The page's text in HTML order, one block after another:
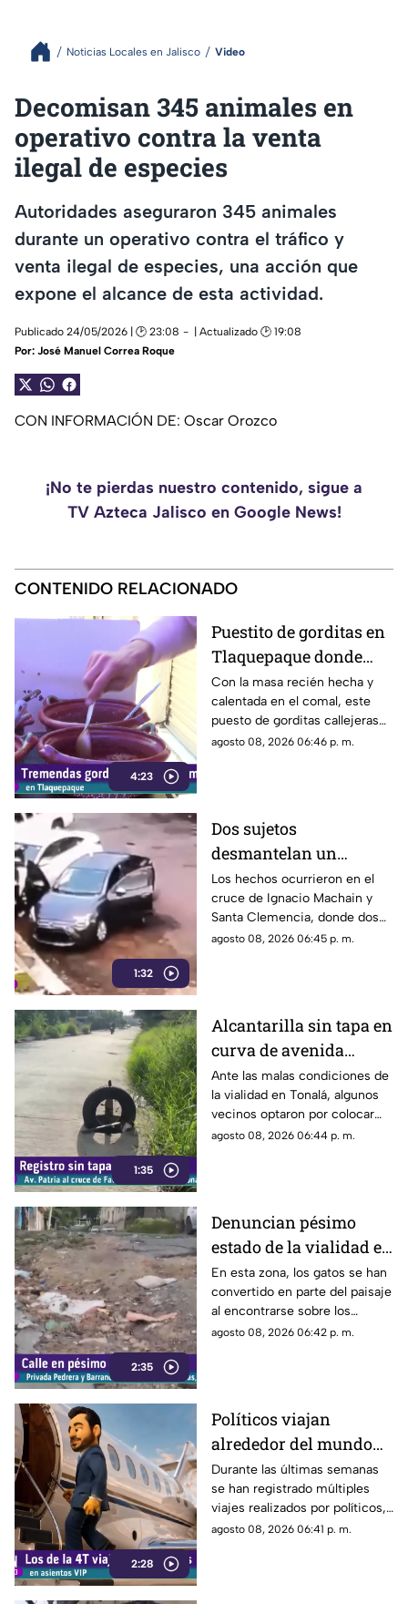
Noticias Locales en Jalisco Video
Decomisan 345 animales en
operativo contra la venta
ilegal de especies
Autoridades aseguraron 345 animales
durante un operativo contra el tráfico y
venta ilegal de especies, una acción que
expone el alcance de esta actividad.
Publicado 24/05/2026 | 🕑 23:08
| Actualizado 🕑 19:08
Por: José Manuel Correa Roque
CON INFORMACIÓN DE: Oscar Orozco
¡No te pierdas nuestro contenido, sigue a
TV Azteca Jalisco en Google News!
CONTENIDO RELACIONADO
4:23
Puestito de gorditas en
Tlaquepaque donde
una nunca es suficiente
Con la masa recién hecha y
calentada en el comal, este
puesto de gorditas callejeras
en Tlaquepaque promete
agosto 08, 2026 06:46 p. m.
1:32
Dos sujetos
desmantelan un
vehículo a plena luz del
día en Guadalajara
Los hechos ocurrieron en el
cruce de Ignacio Machain y
Santa Clemencia, donde dos
sujetos fueron captados
agosto 08, 2026 06:45 p. m.
1:35
Alcantarilla sin tapa en
curva de avenida
Patria
Ante las malas condiciones de
la vialidad en Tonalá, algunos
vecinos optaron por colocar
una llanta como señalamiento
agosto 08, 2026 06:44 p. m.
2:35
Denuncian pésimo
estado de la vialidad en
Privada Pedrera y
Barrancones
En esta zona, los gatos se han
convertido en parte del paisaje
al encontrarse sobre los
techos y las puertas de las
agosto 08, 2026 06:42 p. m.
2:28
Políticos viajan
alrededor del mundo
sin ninguna
preocupación
Durante las últimas semanas
se han registrado múltiples
viajes realizados por políticos,
sin que hasta el momento
agosto 08, 2026 06:41 p. m.